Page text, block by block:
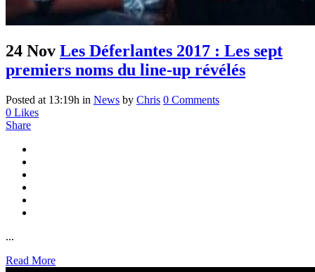
24 Nov Les Déferlantes 2017 : Les sept
premiers noms du line-up révélés
Posted at 13:19h in News by Chris 0 Comments
0 Likes
Share
...
Read More